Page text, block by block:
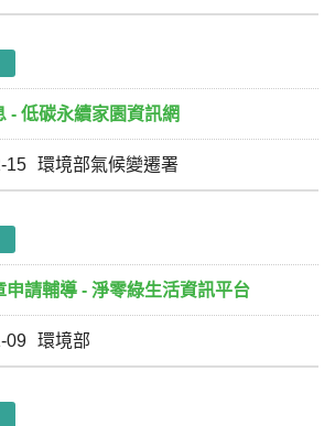
- 低碳永續家園資訊網
15 環境部氣候變遷署
申請輔導 - 淨零綠生活資訊平台
09 環境部